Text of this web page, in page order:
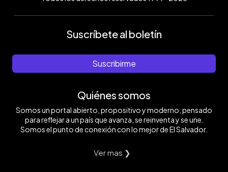
Suscríbete al boletín
Suscribirme
Quiénes somos
Somos un portal abierto, propositivo y moderno, pensado
para reflejar a un país que avanza, se reinventa y se une.
Somos el punto de conexión con lo mejor de El Salvador.
Ver mas ❯